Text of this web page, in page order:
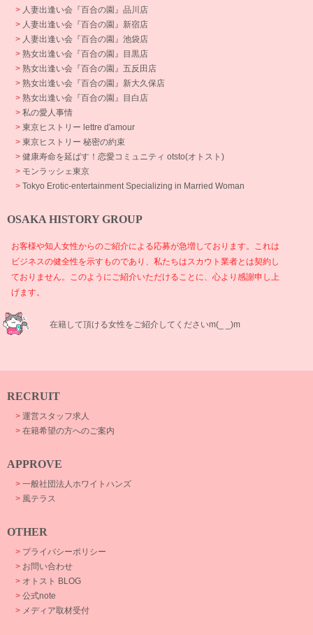
> 人妻出逢い会『百合の園』品川店
> 人妻出逢い会『百合の園』新宿店
> 人妻出逢い会『百合の園』池袋店
> 熟女出逢い会『百合の園』目黒店
> 熟女出逢い会『百合の園』五反田店
> 熟女出逢い会『百合の園』新大久保店
> 熟女出逢い会『百合の園』目白店
> 私の愛人事情
> 東京ヒストリー lettre d'amour
> 東京ヒストリー 秘密の約束
> 健康寿命を延ばす！恋愛コミュニティ otsto(オトスト)
> モンラッシェ東京
> Tokyo Erotic-entertainment Specializing in Married Woman
OSAKA HISTORY GROUP
お客様や知人女性からのご紹介による応募が急増しております。これは
ビジネスの健全性を示すものであり、私たちはスカウト業者とは契約し
ておりません。このようにご紹介いただけることに、心より感謝申し上
げます。
在籍して頂ける女性をご紹介してくださいm(_ _)m
RECRUIT
> 運営スタッフ求人
> 在籍希望の方へのご案内
APPROVE
> 一般社団法人ホワイトハンズ
> 風テラス
OTHER
> プライバシーポリシー
> お問い合わせ
> オトスト BLOG
> 公式note
> メディア取材受付